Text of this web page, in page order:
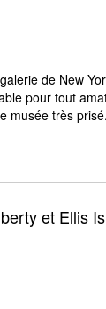
de New
pour tout
musée très
et Ellis